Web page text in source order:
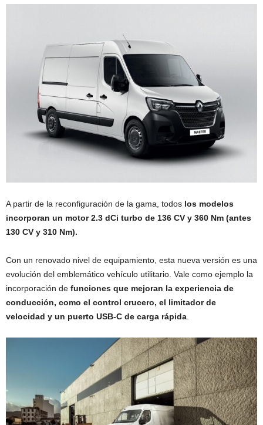
A partir de la reconfiguración de la gama, todos los modelos
incorporan un motor 2.3 dCi turbo de 136 CV y 360 Nm (antes
130 CV y 310 Nm).
Con un renovado nivel de equipamiento, esta nueva versión es una
evolución del emblemático vehículo utilitario. Vale como ejemplo la
incorporación de funciones que mejoran la experiencia de
conducción, como el control crucero, el limitador de
velocidad y un puerto USB-C de carga rápida